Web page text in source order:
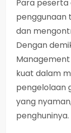
Para
penggunaan
dan
Dengan
kuat dalam
pengelolaan
yang
penghuninya.